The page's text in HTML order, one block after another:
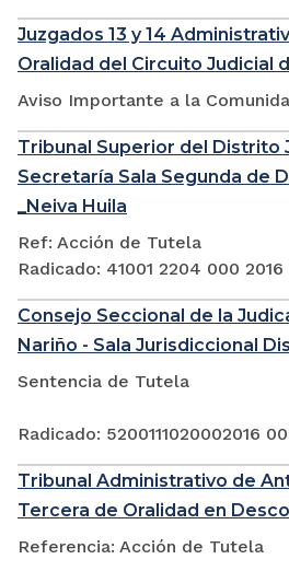
Juzgados 13 y 14
Oralidad del Circuito Judicial
Aviso Importante a la
Tribunal Superior del Distrito
Secretaría Sala Segunda de
_Neiva Huila
Ref: Acción de Tutela
Radicado: 41001 2204 000
Consejo Seccional de la
Nariño - Sala Jurisdiccional
Sentencia de Tutela
Radicado: 5200111020002016
Tribunal Administrativo de
Tercera de Oralidad en
Referencia: Acción de Tutela